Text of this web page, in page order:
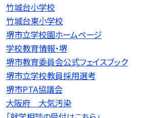
竹城台小学校
竹城台東小学校
堺市立学校園ホームページ
学校教育情報・堺
堺市教育委員会公式フェイスブック
堺市立学校教員採用選考
堺市PTA協議会
大阪府 大気汚染